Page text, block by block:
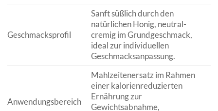
Geschmacksprofil
Sanft süßlich durch den
natürlichen Honig, neutral-
cremig im Grundgeschmack,
ideal zur individuellen
Geschmacksanpassung.
Anwendungsbereich
Mahlzeitenersatz im Rahmen
einer kalorienreduzierten
Ernährung zur
Gewichtsabnahme,